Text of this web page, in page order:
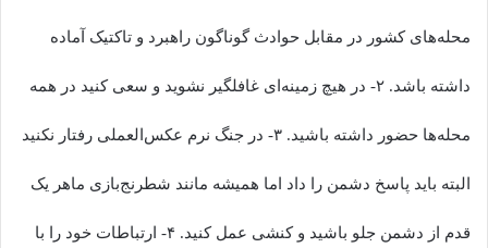
محله‌های کشور در مقابل حوادث گوناگون راهبرد و تاکتیک آماده
داشته باشد. ۲- در هیچ زمینه‌ای غافلگیر نشوید و سعی کنید در همه
محله‌ها حضور داشته باشید. ۳- در جنگ نرم عکس‌العملی رفتار نکنید
البته باید پاسخ دشمن را داد اما همیشه مانند شطرنج‌بازی ماهر یک
قدم از دشمن جلو باشید و کنشی عمل کنید. ۴- ارتباطات خود را با